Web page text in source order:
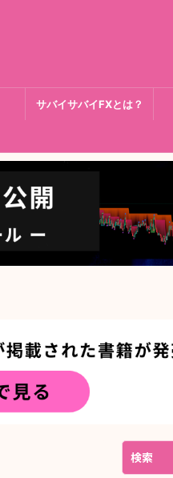
サバイサバイFXとは？
検索